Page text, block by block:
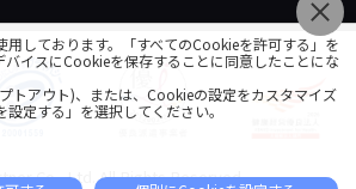
Co., Ltd. All Rights Reserved.
しております。「すべてのCookieを許可する」を
バイスにCookieを保存することに同意したことにな
トアウト)、または、Cookieの設定をカスタマイズ
定する」を選択してください。